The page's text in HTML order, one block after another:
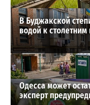
В Буджакской
водой к
Одесса может
эксперт